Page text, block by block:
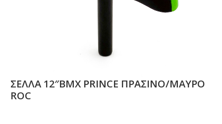
ΣΕΛΛΑ 12″ΒΜΧ ΡRΙΝCΕ ΠΡΑΣΙΝΟ/ΜΑΥΡΟ
RΟC